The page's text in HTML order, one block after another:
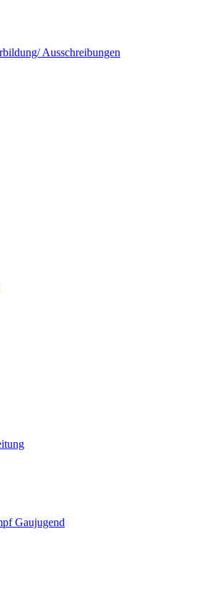
Ausschreibungen
Gaujugend